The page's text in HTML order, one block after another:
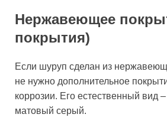
Нержавеющее
покрытия)
Если шуруп сделан из
не нужно дополнительное
коррозии. Его естественный вид
матовый серый.